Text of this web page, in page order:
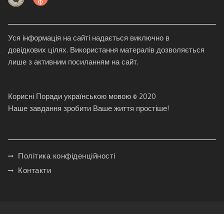
Уся інформація на сайті надається виключно в
довідкових цілях. Використання матералів дозволяється
лише з активним посиланням на сайт.
Корисні Поради українською мовою © 2020
Наше завдання зробити Ваше життя простіше!
Політика конфіденційності
Контакти